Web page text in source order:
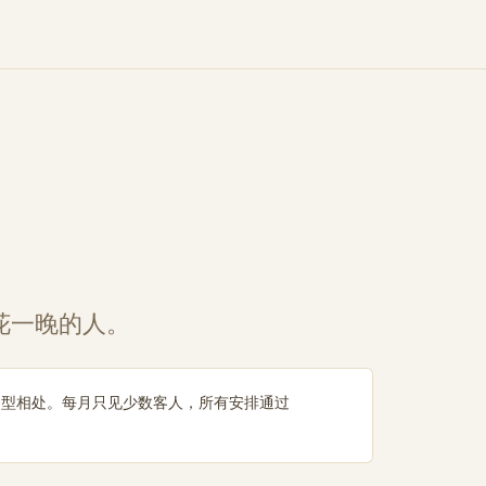
晚的人。
相处。每月只见少数客人，所有安排通过